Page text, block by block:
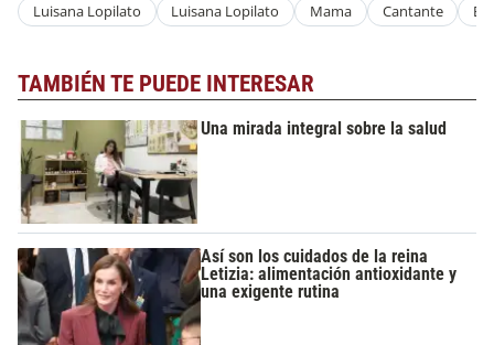
Luisana Lopilato Luisana Lopilato Mama Cantante
TAMBIÉN TE PUEDE INTERESAR
Una mirada integral sobre la salud
Así son los cuidados de la reina
Letizia: alimentación antioxidante y
una exigente rutina